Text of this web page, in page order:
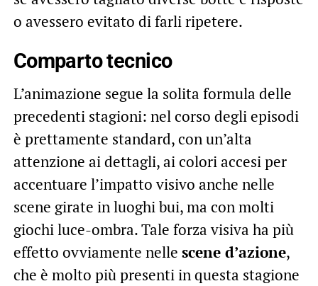
o avessero evitato di farli ripetere.
Comparto tecnico
L’animazione segue la solita formula delle
precedenti stagioni: nel corso degli episodi
è prettamente standard, con un’alta
attenzione ai dettagli, ai colori accesi per
accentuare l’impatto visivo anche nelle
scene girate in luoghi bui, ma con molti
giochi luce-ombra. Tale forza visiva ha più
effetto ovviamente nelle scene d’azione,
che è molto più presenti in questa stagione